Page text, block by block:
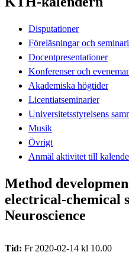
Disputationer
Föreläsningar och
Docentpresentationer
Konferenser och
Akademiska högtider
Licentiatseminarier
Universitetsstyrelsens
Musik
Övrigt
Anmäl aktivitet till
Method
electrical-chemical
Neuroscience
Tid: Fr 2020-02-14 kl 10.00